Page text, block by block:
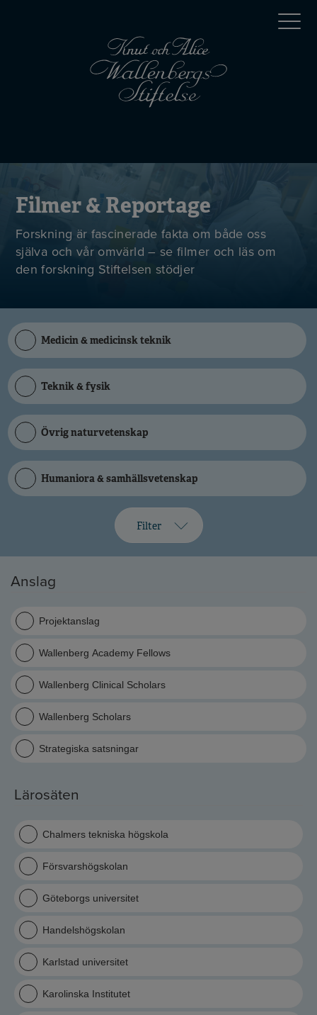
menu
Filmer & Reportage
Forskning är fascinerade fakta om både oss
själva och vår omvärld – se filmer och läs om
den forskning Stiftelsen stödjer
Medicin & medicinsk teknik
Teknik & fysik
Övrig naturvetenskap
Humaniora & samhällsvetenskap
Filter
Anslag
Projektanslag
Wallenberg Academy Fellows
Wallenberg Clinical Scholars
Wallenberg Scholars
Strategiska satsningar
Lärosäten
Chalmers tekniska högskola
Försvarshögskolan
Göteborgs universitet
Handelshögskolan
Karlstad universitet
Karolinska Institutet